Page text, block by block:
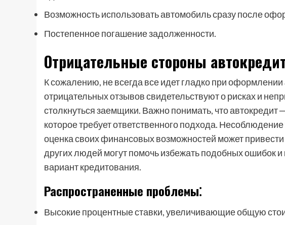
Возможность использовать автомобиль сразу после
Постепенное погашение задолженности.
Отрицательные стороны
К сожалению, не всегда все идет гладко при
отрицательных отзывов свидетельствуют о рисках и
столкнуться заемщики. Важно понимать, что автокредит
которое требует ответственного подхода.
оценка своих финансовых возможностей может
других людей могут помочь избежать подобных ошибок
вариант кредитования.
Распространенные проблемы⁚
Высокие процентные ставки, увеличивающие общую